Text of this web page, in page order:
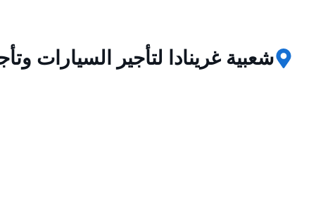
شعبية غرينادا لتأجير السيارات